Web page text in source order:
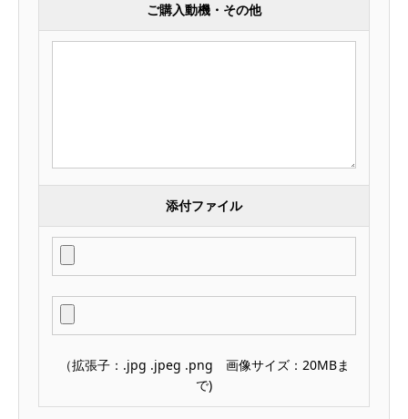
ご購入動機・その他
添付ファイル
（拡張子：.jpg .jpeg .png 画像サイズ：20MBま
で)